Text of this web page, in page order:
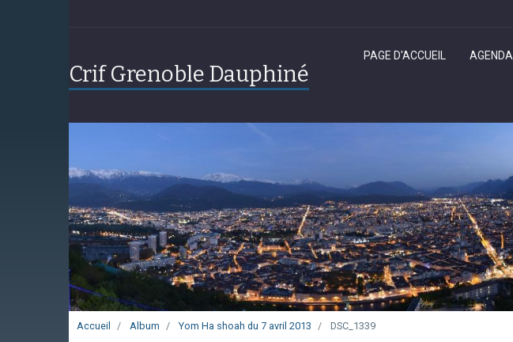
Crif Grenoble Dauphiné
PAGE D'ACCUEIL AGENDA
Accueil Album Yom Ha shoah du 7 avril 2013 DSC_1339